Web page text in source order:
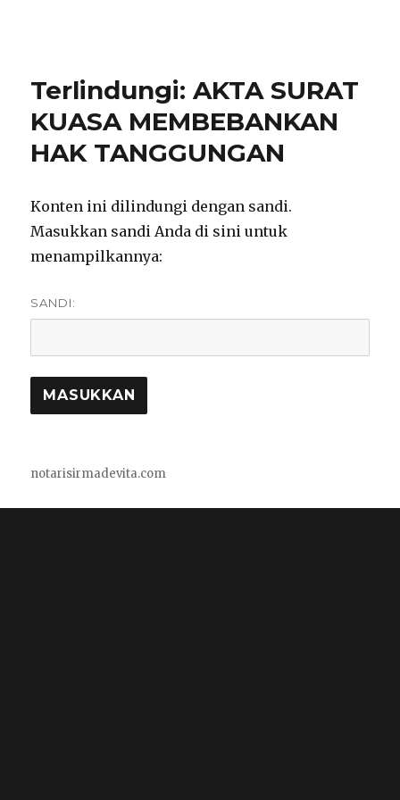
Terlindungi: AKTA SURAT
KUASA MEMBEBANKAN
HAK TANGGUNGAN
Konten ini dilindungi dengan sandi.
Masukkan sandi Anda di sini untuk
menampilkannya:
SANDI:
notarisirmadevita.com